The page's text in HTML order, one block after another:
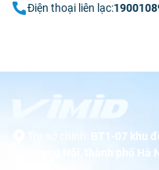
Điện thoại liên lạc:
BT1-07 khu
Dương Nội, thành phố Hà